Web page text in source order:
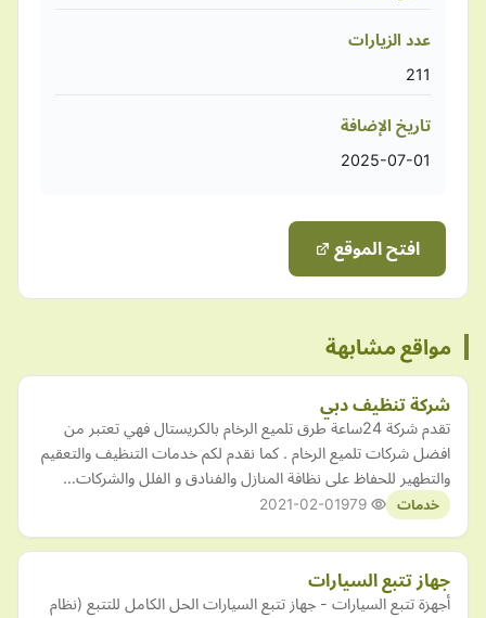
عدد الزيارات
211
تاريخ الإضافة
2025-07-01
افتح الموقع
مواقع مشابهة
شركة تنظيف دبي
تقدم شركة 24ساعة طرق تلميع الرخام بالكريستال فهي تعتبر من
افضل شركات تلميع الرخام . كما نقدم لكم خدمات التنظيف والتعقيم
والتطهير للحفاظ على نظافة المنازل والفنادق و الفلل والشركات…
خدمات 2021-02-01
جهاز تتبع السيارات
أجهزة تتبع السيارات - جهاز تتبع السيارات الحل الكامل للتتبع (نظام